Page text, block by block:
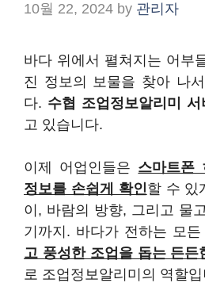
10월 22, 2024 by 관리자
바다 위에서 펼쳐지는 어부
진 정보의 보물을 찾아 나
다. 수협 조업정보알리미 서
고 있습니다.
이제 어업인들은 스마트폰
정보를 손쉽게 확인할 수 있
이, 바람의 방향, 그리고 물
기까지. 바다가 전하는 모
고 풍성한 조업을 돕는 든든
로 조업정보알리미의 역할